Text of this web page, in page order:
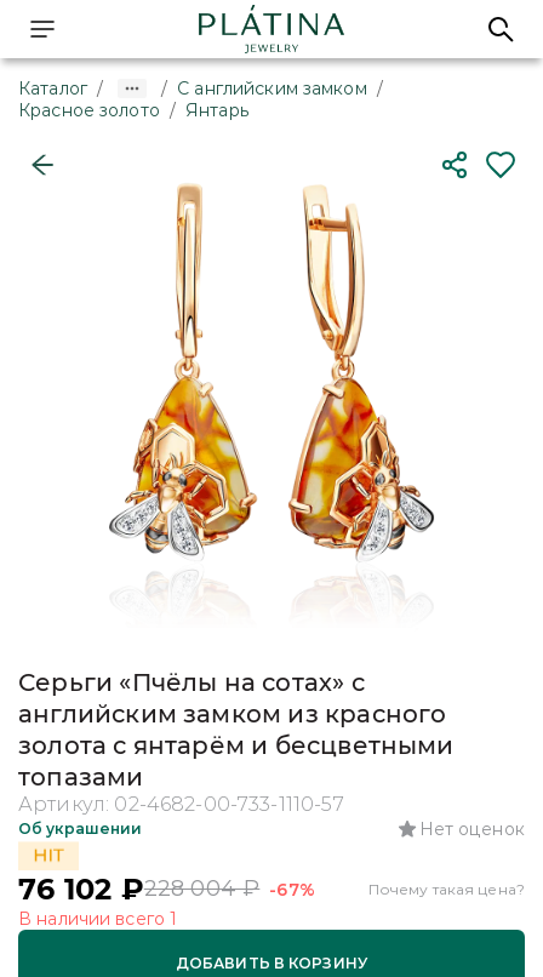
Каталог / / С английским замком /
Красное золото / Янтарь
Серьги «Пчёлы на сотах» с
английским замком из красного
золота с янтарём и бесцветными
топазами
Артикул: 02-4682-00-733-1110-57
Об украшении Нет оценок
76 102 ₽228 004₽ -67% Почему такая цена?
В наличии всего1
ДОБАВИТЬ В КОРЗИНУ